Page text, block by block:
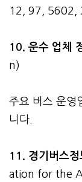
12, 97, 5602,
10. 운수 업체
n)
주요 버스 운영
니다.
11. 경기버스
ation for the